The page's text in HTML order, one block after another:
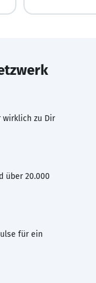
wirklich zu Dir
über 20.000
für ein